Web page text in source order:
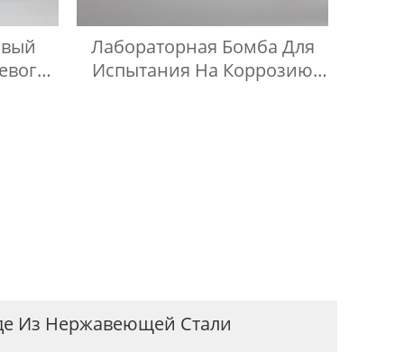
Лабораторная Бомба Для
Испытания На Коррозию
Из Нержавеющей Стали